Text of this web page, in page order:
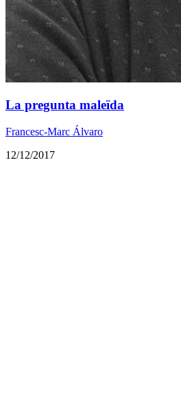
La pregunta maleïda
Francesc-Marc Álvaro
12/12/2017